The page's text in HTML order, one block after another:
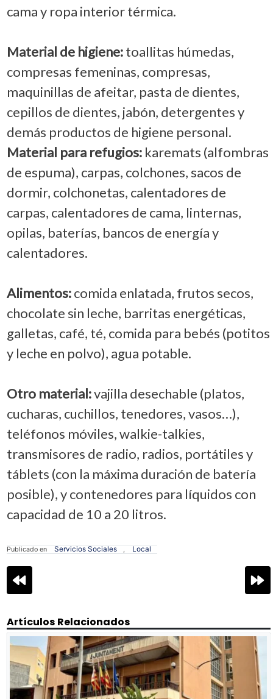
cama y ropa interior térmica.
Material de higiene:toallitas húmedas,
compresas femeninas, compresas,
maquinillas de afeitar, pasta de dientes,
cepillos de dientes, jabón, detergentes y
demás productos de higiene personal.
Material para refugios:karemats (alfombras
de espuma), carpas, colchones, sacos de
dormir, colchonetas, calentadores de
carpas, calentadores de cama, linternas,
opilas, baterías, bancos de energía y
calentadores.
Alimentos:comida enlatada, frutos secos,
chocolate sin leche, barritas energéticas,
galletas, café, té, comida para bebés (potitos
y leche en polvo), agua potable.
Otro material:vajilla desechable (platos,
cucharas, cuchillos, tenedores, vasos…),
teléfonos móviles, walkie-talkies,
transmisores de radio, radios, portátiles y
táblets (con la máxima duración de batería
posible), y contenedores para líquidos con
capacidad de 10 a 20 litros.
Publicado en Servicios Sociales , Local
Navegación
de
Artículos Relacionados